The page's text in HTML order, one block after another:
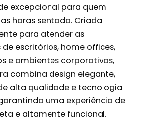
excepcional para quem
horas sentado. Criada
para atender as
escritórios, home offices,
e ambientes corporativos,
combina design elegante,
alta qualidade e tecnologia
uma experiência de
e altamente funcional.